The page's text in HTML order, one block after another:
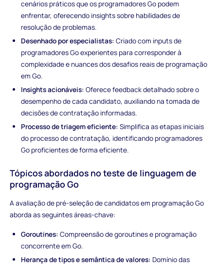
cenários práticos que os programadores Go podem
enfrentar, oferecendo insights sobre habilidades de
resolução de problemas.
Desenhado por especialistas: Criado com inputs de
programadores Go experientes para corresponder à
complexidade e nuances dos desafios reais de programação
em Go.
Insights acionáveis: Oferece feedback detalhado sobre o
desempenho de cada candidato, auxiliando na tomada de
decisões de contratação informadas.
Processo de triagem eficiente: Simplifica as etapas iniciais
do processo de contratação, identificando programadores
Go proficientes de forma eficiente.
Tópicos abordados no teste de linguagem de
programação Go
A avaliação de pré-seleção de candidatos em programação Go
aborda as seguintes áreas-chave:
Goroutines: Compreensão de goroutines e programação
concorrente em Go.
Herança de tipos e semântica de valores: Domínio das